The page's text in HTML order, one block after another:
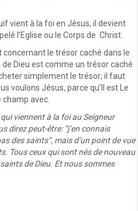
vient à la foi en Jésus, il devient
l’Eglise ou le Corps de Christ.
le trésor caché dans le
Dieu est comme un trésor caché
simplement le trésor; il faut
voulons Jésus, parce qu’Il est Le
avec.
viennent à la foi au Seigneur
direz peut-être: “j’en connais
des saints”, mais d’un point de vue
Tous ceux qui sont nés de nouveau
de Dieu. Et nous sommes